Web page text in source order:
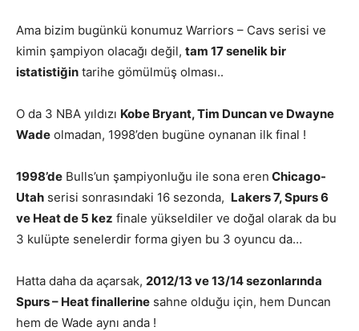
Ama bizim bugünkü konumuz Warriors – Cavs serisi ve
kimin şampiyon olacağı değil, tam 17 senelik bir
istatistiğin tarihe gömülmüş olması..
O da 3 NBA yıldızı Kobe Bryant, Tim Duncan ve Dwayne
Wade olmadan, 1998’den bugüne oynanan ilk final !
1998’de Bulls’un şampiyonluğu ile sona eren Chicago-
Utah serisi sonrasındaki 16 sezonda, Lakers 7, Spurs 6
ve Heat de 5 kez finale yükseldiler ve doğal olarak da bu
3 kulüpte senelerdir forma giyen bu 3 oyuncu da…
Hatta daha da açarsak, 2012/13 ve 13/14 sezonlarında
Spurs – Heat finallerine sahne olduğu için, hem Duncan
hem de Wade aynı anda !